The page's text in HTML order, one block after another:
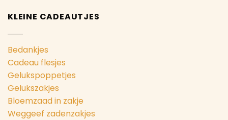
KLEINE CADEAUTJES
Bedankjes
Cadeau flesjes
Gelukspoppetjes
Gelukszakjes
Bloemzaad in zakje
Weggeef zadenzakjes